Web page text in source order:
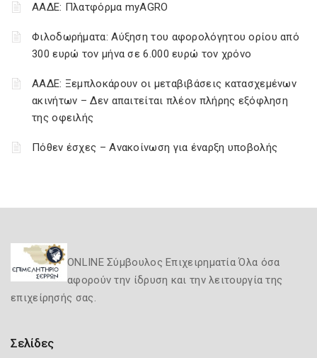
ΑΑΔΕ: Πλατφόρμα myAGRO
Φιλοδωρήματα: Αύξηση του αφορολόγητου ορίου από
300 ευρώ τον μήνα σε 6.000 ευρώ τον χρόνο
ΑΑΔΕ: Ξεμπλοκάρουν οι μεταβιβάσεις κατασχεμένων
ακινήτων – Δεν απαιτείται πλέον πλήρης εξόφληση
της οφειλής
Πόθεν έσχες – Ανακοίνωση για έναρξη υποβολής
ONLINE Σύμβουλος Επιχειρηματία Όλα όσα
αφορούν την ίδρυση και την λειτουργία της
επιχείρησής σας.
Σελίδες